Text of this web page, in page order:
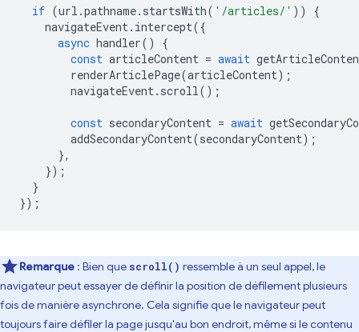
if (url .pathname. startsWith( '/articles/' ))
{
navigateEvent. intercept({
async handler()
{
const articleContent = await
renderArticlePage(articleContent);
navigateEvent. scroll();
const secondaryContent = await
addSecondaryContent(secondaryContent);
},
});
}
});
Remarque : Bien que scroll() ressemble à un seul appel, le
navigateur peut essayer de définir la position de défilement plusieurs
fois de manière asynchrone. Cela signifie que le navigateur peut
toujours faire défiler la page jusqu'au bon endroit, même si le contenu